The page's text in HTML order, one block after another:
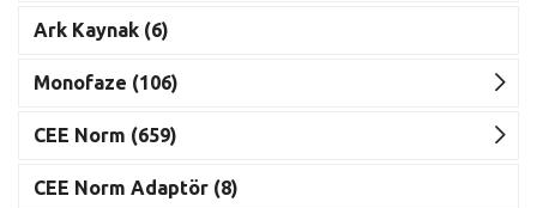
Ark Kaynak (6)
Monofaze (106)
CEE Norm (659)
CEE Norm Adaptör (8)